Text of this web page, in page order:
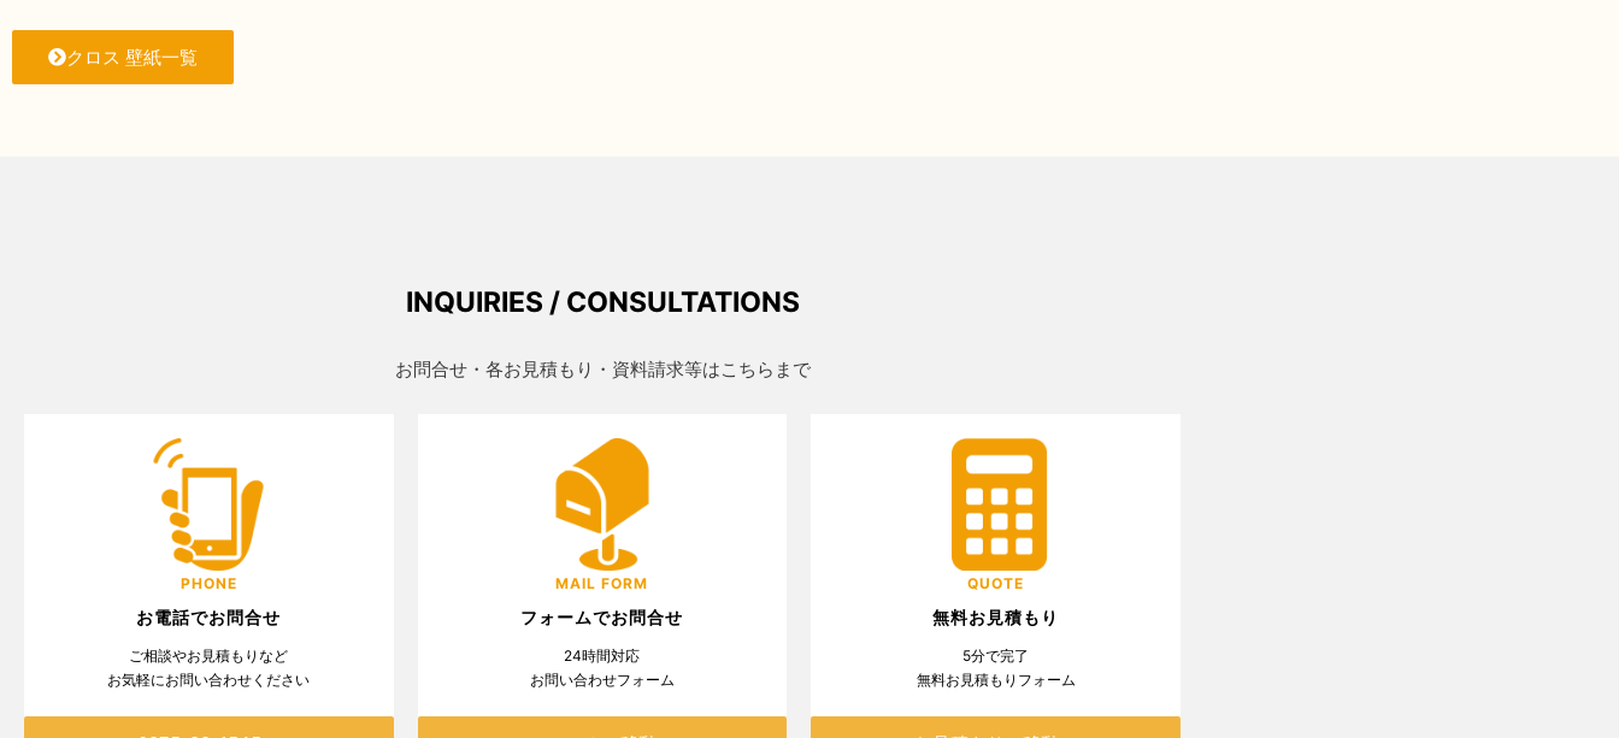
クロス 壁紙一覧
INQUIRIES / CONSULTATIONS
お問合せ・各お見積もり・資料請求等はこちらまで
PHONE
お電話でお問合せ
ご相談やお見積もりなど
お気軽にお問い合わせください
MAIL FORM
フォームでお問合せ
24時間対応
お問い合わせフォーム
QUOTE
無料お見積もり
5分で完了
無料お見積もりフォーム